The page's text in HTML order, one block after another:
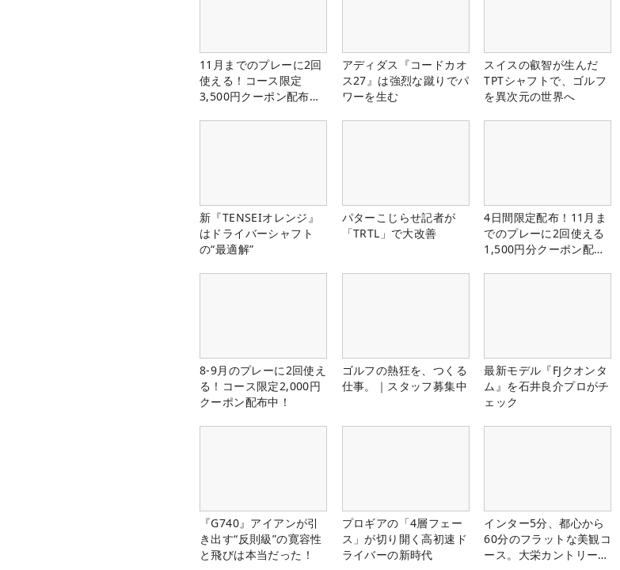
11月までのプレーに2回
使える！コース限定
3,500円クーポン配布
アディダス『コードカオ
ス27』は強烈な蹴りでパ
ワーを生む
スイスの叡智が生んだ
TPTシャフトで、ゴルフ
を異次元の世界へ
新『TENSEIオレンジ』
はドライバーシャフト
の“最適解”
パターこじらせ記者が
「TRTL」で大改善
4日間限定配布！11月ま
でのプレーに2回使える
1,500円分クーポン配布
8-9月のプレーに2回使え
る！コース限定2,000円
クーポン配布中！
ゴルフの熱狂を、つくる
仕事。｜スタッフ募集中
最新モデル『FJクオンタ
ム』を石井良介プロがチ
ェック
『G740』アイアンが引
き出す“反則級”の寛容性
と飛びは本当だった！
プロギアの「4層フェー
ス」が切り開く高初速ド
ライバーの新時代
インター5分、都心から
60分のフラットな美観コ
ース。大栄カントリー俱